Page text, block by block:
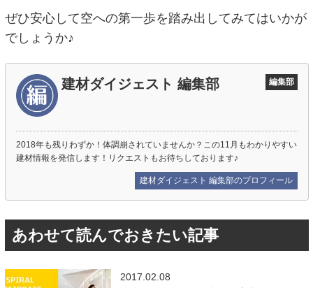
ぜひ安心して空への第一歩を踏み出してみてはいかが
でしょうか♪
建材ダイジェスト 編集部 編集部
2018年も残りわずか！体調崩されていませんか？この11月もわかりやすい
建材情報を発信します！リクエストもお待ちしております♪
建材ダイジェスト 編集部のプロフィール
あわせて読んでおきたい記事
2017.02.08